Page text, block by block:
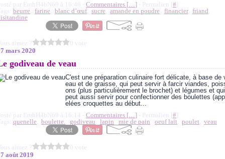
par EmhH4bN69 à 16:46 - Commentaires […] - Permalien [# ]
beurre, farine, blanc d’œuf, sucre, amande en poudre, financier, friand,
aimez ?
0 vote
mars 2020
godiveau de veau
C'est une préparation culinaire fort délicate, à base de
eau et de graisse, qui peut servir à farcir viandes,
ons (plus particulièrement le brochet) et légumes et qui
peut aussi servir pour confectionner des boulettes (app
elées croquettes au début...
par EmhH4bN69 à 16:14 - Commentaires […] - Permalien [# ]
quenelle, boulette., godiveau, lapin, mie de pain, oeuf lait, poulet, veau
aimez ?
0 vote
août 2019